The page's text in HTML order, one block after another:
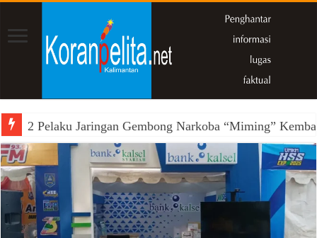
2 Pelaku Jaringan Gembong Narkoba “Miming”